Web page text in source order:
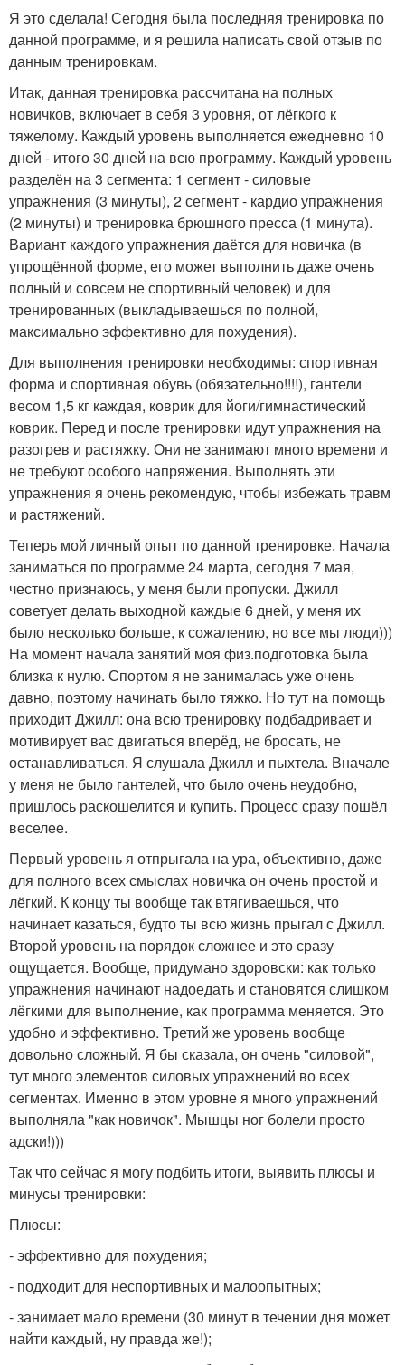
Я это сделала! Сегодня была последняя тренировка по
данной программе, и я решила написать свой отзыв по
данным тренировкам.
Итак, данная тренировка рассчитана на полных
новичков, включает в себя 3 уровня, от лёгкого к
тяжелому. Каждый уровень выполняется ежедневно 10
дней - итого 30 дней на всю программу. Каждый уровень
разделён на 3 сегмента: 1 сегмент - силовые
упражнения (3 минуты), 2 сегмент - кардио упражнения
(2 минуты) и тренировка брюшного пресса (1 минута).
Вариант каждого упражнения даётся для новичка (в
упрощённой форме, его может выполнить даже очень
полный и совсем не спортивный человек) и для
тренированных (выкладываешься по полной,
максимально эффективно для похудения).
Для выполнения тренировки необходимы: спортивная
форма и спортивная обувь (обязательно!!!!), гантели
весом 1,5 кг каждая, коврик для йоги/гимнастический
коврик. Перед и после тренировки идут упражнения на
разогрев и растяжку. Они не занимают много времени и
не требуют особого напряжения. Выполнять эти
упражнения я очень рекомендую, чтобы избежать травм
и растяжений.
Теперь мой личный опыт по данной тренировке. Начала
заниматься по программе 24 марта, сегодня 7 мая,
честно признаюсь, у меня были пропуски. Джилл
советует делать выходной каждые 6 дней, у меня их
было несколько больше, к сожалению, но все мы люди)))
На момент начала занятий моя физ.подготовка была
близка к нулю. Спортом я не занималась уже очень
давно, поэтому начинать было тяжко. Но тут на помощь
приходит Джилл: она всю тренировку подбадривает и
мотивирует вас двигаться вперёд, не бросать, не
останавливаться. Я слушала Джилл и пыхтела. Вначале
у меня не было гантелей, что было очень неудобно,
пришлось раскошелится и купить. Процесс сразу пошёл
веселее.
Первый уровень я отпрыгала на ура, объективно, даже
для полного всех смыслах новичка он очень простой и
лёгкий. К концу ты вообще так втягиваешься, что
начинает казаться, будто ты всю жизнь прыгал с Джилл.
Второй уровень на порядок сложнее и это сразу
ощущается. Вообще, придумано здоровски: как только
упражнения начинают надоедать и становятся слишком
лёгкими для выполнение, как программа меняется. Это
удобно и эффективно. Третий же уровень вообще
довольно сложный. Я бы сказала, он очень "силовой",
тут много элементов силовых упражнений во всех
сегментах. Именно в этом уровне я много упражнений
выполняла "как новичок". Мышцы ног болели просто
адски!)))
Так что сейчас я могу подбить итоги, выявить плюсы и
минусы тренировки:
Плюсы:
- эффективно для похудения;
- подходит для неспортивных и малоопытных;
- занимает мало времени (30 минут в течении дня может
найти каждый, ну правда же!);